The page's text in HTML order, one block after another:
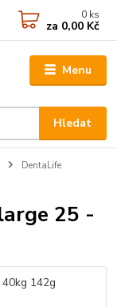
Menu
Hledat
0 ks
za 0,00 Kč
DentaLife
25 -